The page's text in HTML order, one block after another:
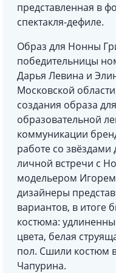
представленная в
спектакля-дефиле.
Образ для Нонны
победительницы
Дарья Левина и
Московской
создания образа
образовательной
коммуникации
работе со звёздами
личной встречи с
модельером
дизайнеры
вариантов, в итоге
костюма:
цвета, белая
пол. Сшили костюм
Чапурина.